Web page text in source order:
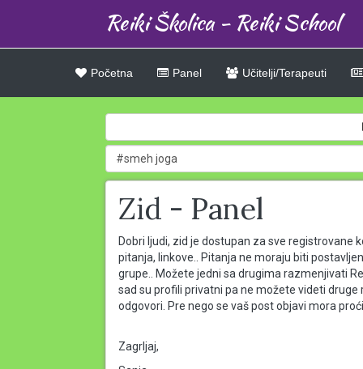
Reiki Školica - Reiki School
Početna Panel Učitelji/Terapeuti
Zid - Panel
Dobri ljudi, zid je dostupan za sve registrovane
pitanja, linkove.. Pitanja ne moraju biti
grupe.. Možete jedni sa drugima razmenjivati
sad su profili privatni pa ne možete videti
odgovori. Pre nego se vaš post objavi mora
Zagrljaj,